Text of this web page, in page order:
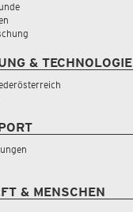
& TECHNOLOGIE
& MENSCHEN